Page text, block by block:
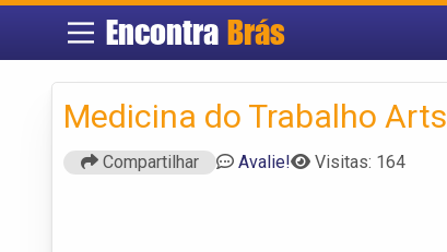
EncontraBrás
Medicina do Trabalho Arts
Compartilhar Avalie! Visitas: 164